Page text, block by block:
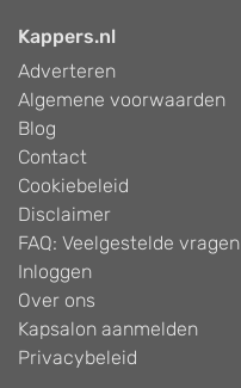
Kappers.nl
Adverteren
Algemene voorwaarden
Blog
Contact
Cookiebeleid
Disclaimer
FAQ: Veelgestelde vragen
Inloggen
Over ons
Kapsalon aanmelden
Privacybeleid